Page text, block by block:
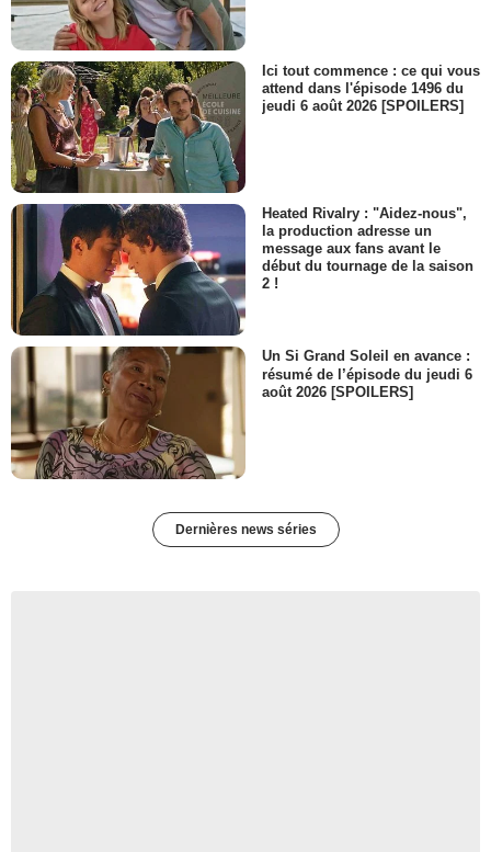
Ici tout commence : ce qui vous
attend dans l'épisode 1496 du
jeudi 6 août 2026 [SPOILERS]
Heated Rivalry : "Aidez-nous",
la production adresse un
message aux fans avant le
début du tournage de la saison
2 !
Un Si Grand Soleil en avance :
résumé de l’épisode du jeudi 6
août 2026 [SPOILERS]
Dernières news séries